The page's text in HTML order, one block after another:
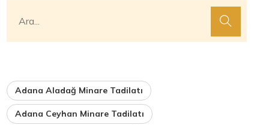
Adana Aladağ Minare Tadilatı
Adana Ceyhan Minare Tadilatı